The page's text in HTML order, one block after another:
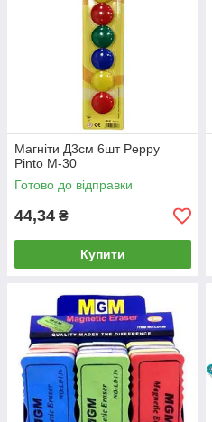
Магніти Д3см 6шт Peppy
Pinto М-30
Готово до відправки
44,34 ₴
Купити